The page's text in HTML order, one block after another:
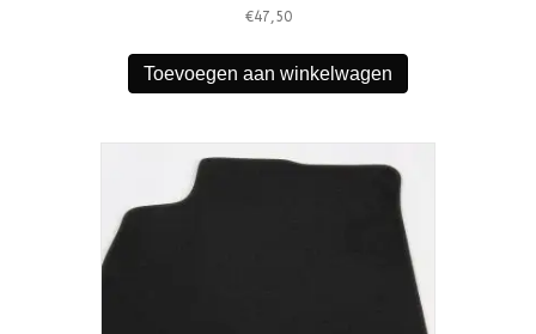
€47,50
Toevoegen aan winkelwagen